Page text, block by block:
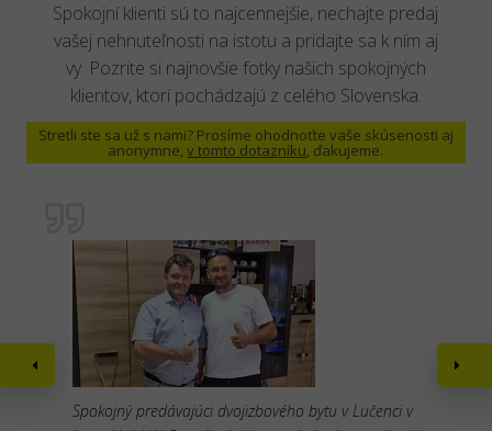
Spokojní klienti sú to najcennejšie, nechajte predaj
vašej nehnuteľnosti na istotu a pridajte sa k ním aj
vy. Pozrite si najnovšie fotky našich spokojných
klientov, ktorí pochádzajú z celého Slovenska.
Stretli ste sa už s nami? Prosíme ohodnoťte vaše skúsenosti aj
anonymne,v tomto dotazníku, ďakujeme.
Spokojný predávajúci dvojizbového bytu v Lučenci v